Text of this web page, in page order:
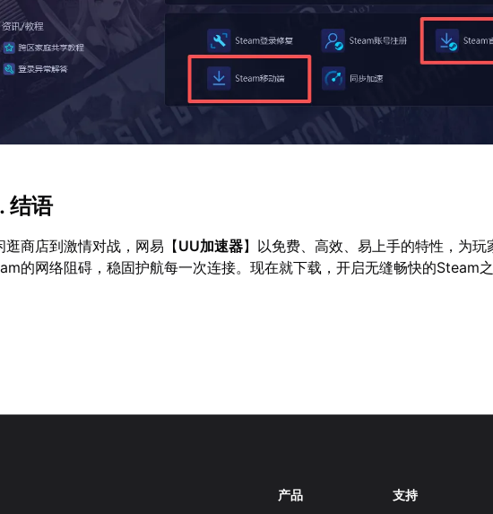
结语
逛商店到激情对战，网易【UU加速器】以免费、高效、易上手的特性，为玩
的网络阻碍，稳固护航每一次连接。现在就下载，开启无缝畅快的Steam之
产品 支持